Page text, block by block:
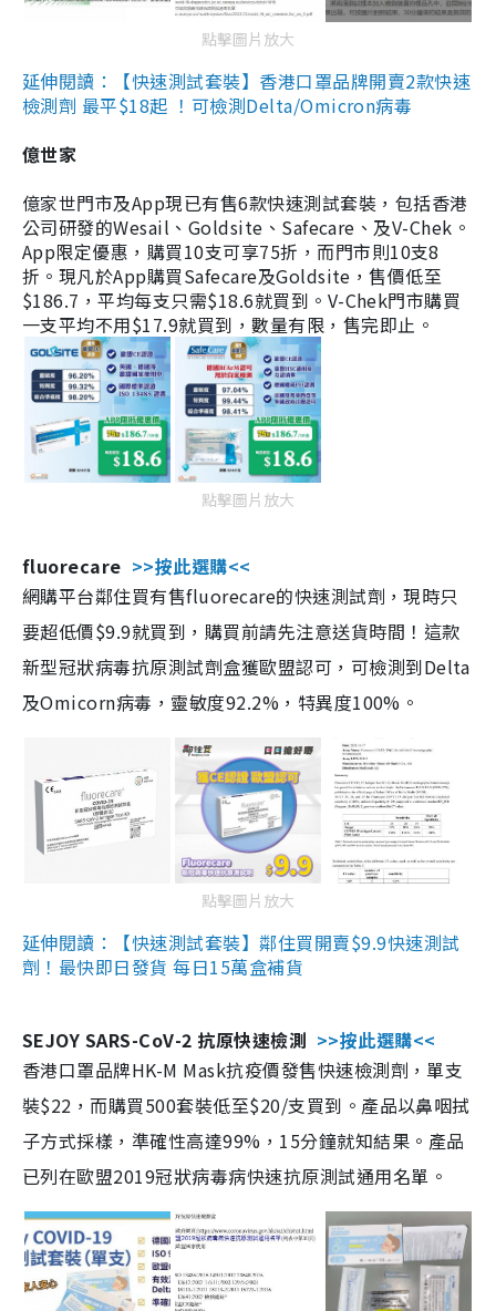
點擊圖片放大
延伸閱讀：【快速測試套裝】香港口罩品牌開賣2款快速
檢測劑 最平$18起 ！可檢測Delta/Omicron病毒
億世家
億家世門市及App現已有售6款快速測試套裝，包括香港
公司研發的Wesail、Goldsite、Safecare、及V-Chek。
App限定優惠，購買10支可享75折，而門市則10支8
折。現凡於App購買Safecare及Goldsite，售價低至
$186.7，平均每支只需$18.6就買到。V-Chek門市購買
一支平均不用$17.9就買到，數量有限，售完即止。
點擊圖片放大
fluorecare >>按此選購<<
網購平台鄰住買有售fluorecare的快速測試劑，現時只
要超低價$9.9就買到，購買前請先注意送貨時間！這款
新型冠狀病毒抗原測試劑盒獲歐盟認可，可檢測到Delta
及Omicorn病毒，靈敏度92.2%，特異度100%。
點擊圖片放大
延伸閱讀：【快速測試套裝】鄰住買開賣$9.9快速測試
劑！最快即日發貨 每日15萬盒補貨
SEJOY SARS-CoV-2 抗原快速檢測 >>按此選購<<
香港口罩品牌HK-M Mask抗疫價發售快速檢測劑，單支
裝$22，而購買500套裝低至$20/支買到。產品以鼻咽拭
子方式採樣，準確性高達99%，15分鐘就知結果。產品
已列在歐盟2019冠狀病毒病快速抗原測試通用名單。